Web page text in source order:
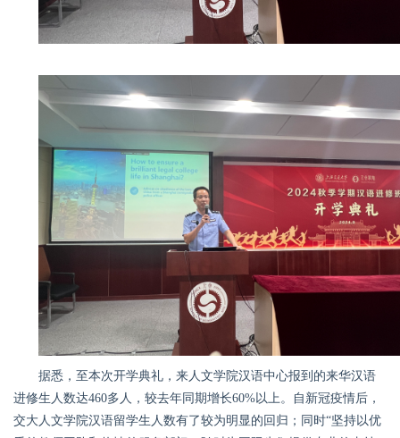
据悉，至本次开学典礼，来人文学院汉语中心报到的来华汉语
进修生人数达460多人，较去年同期增长60%以上。自新冠疫情后，
交大人文学院汉语留学生人数有了较为明显的回归；同时“坚持以优